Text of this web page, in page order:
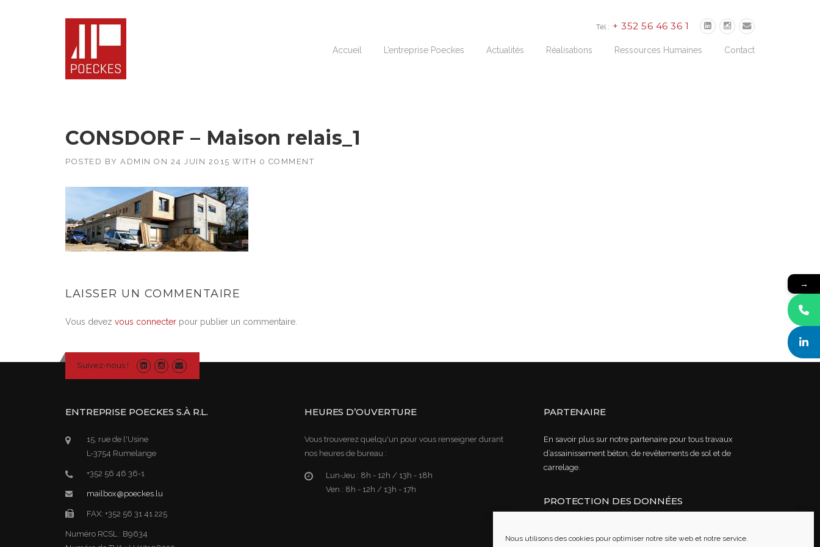
Nous utilisons des cookies pour optimiser notre site web et notre service.
Tél : + 352 56 46 36 1
Accueil L’entreprise Poeckes Actualités Réalisations Ressources Humaines Contact
CONSDORF – Maison relais_1
POSTED BY ADMIN ON 24 JUIN 2015 WITH 0 COMMENT
LAISSER UN COMMENTAIRE
Vous devez vous connecter pour publier un commentaire.
Suivez-nous !
ENTREPRISE POECKES S.À R.L.
15, rue de l'Usine
L-3754 Rumelange
+352 56 46 36-1
mailbox@poeckes.lu
FAX: +352 56 31 41 225
Numéro RCSL : B9634
HEURES D’OUVERTURE
Vous trouverez quelqu'un pour vous renseigner durant
nos heures de bureau :
Lun-Jeu : 8h - 12h / 13h - 18h
Ven : 8h - 12h / 13h - 17h
PARTENAIRE
En savoir plus sur notre partenaire pour tous travaux
d’assainissement béton, de revêtements de sol et de
carrelage.
PROTECTION DES DONNÉES
→